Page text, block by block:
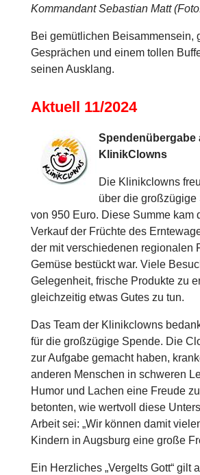
Kommandant Sebastian Matt
Bei gemütlichen Beisammensein,
Gesprächen und einem tollen
seinen Ausklang.
Aktuell 11/2024
Spendenübergabe
KlinikClowns
Die Klinikclowns
über die
von 950 Euro. Diese Summe kam
Verkauf der Früchte des
der mit verschiedenen regionalen
Gemüse bestückt war. Viele
Gelegenheit, frische Produkte zu
gleichzeitig etwas Gutes zu tun.
Das Team der Klinikclowns
für die großzügige Spende. Die
zur Aufgabe gemacht haben,
anderen Menschen in schweren
Humor und Lachen eine Freude
betonten, wie wertvoll diese
Arbeit sei: „Wir können damit
Kindern in Augsburg eine große
Ein Herzliches „Vergelts Gott“ gilt